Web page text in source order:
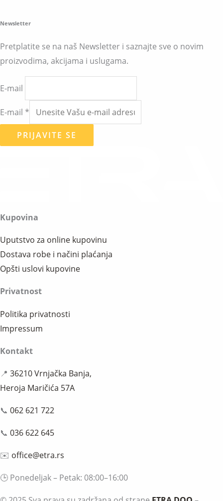
Newsletter
Pretplatite se na naš Newsletter i saznajte sve o novim
proizvodima, akcijama i uslugama.
E-mail
E-mail *
PRIJAVITE SE
Kupovina
Uputstvo za online kupovinu
Dostava robe i načini plaćanja
Opšti uslovi kupovine
Privatnost
Politika privatnosti
Impressum
Kontakt
📍 36210 Vrnjačka Banja,
Heroja Maričića 57A
📞 062 621 722
📞 036 622 645
✉️ office@etra.rs
🕒 Ponedeljak – Petak: 08:00–16:00